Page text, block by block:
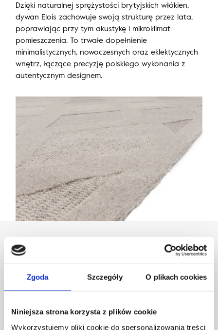
Zgoda Szczegóły O plikach cookies
Niniejsza strona korzysta z plików cookie
Wykorzystujemy pliki cookie do spersonalizowania treści
Dzięki naturalnej sprężystości brytyjskich włókien,
dywan Elois zachowuje swoją strukturę przez lata,
poprawiając przy tym akustykę i mikroklimat
pomieszczenia. To trwałe dopełnienie
minimalistycznych, nowoczesnych oraz eklektycznych
wnętrz, łączące precyzję polskiego wykonania z
autentycznym designem.
Dział Wzornictwa Agnelli